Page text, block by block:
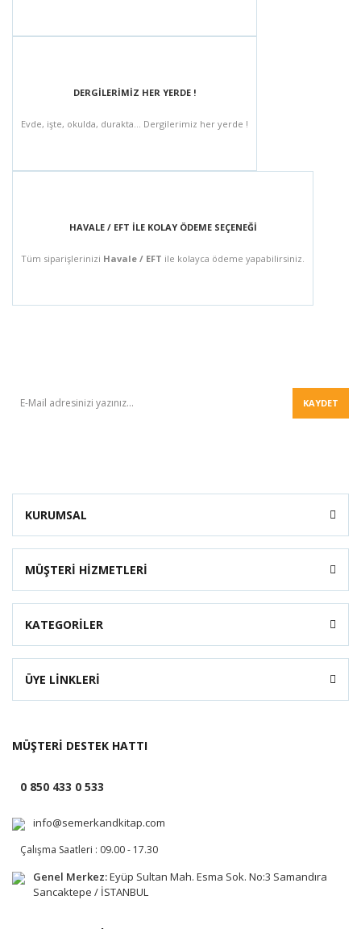
DERGİLERİMİZ HER YERDE !
Evde, işte, okulda, durakta... Dergilerimiz her yerde !
HAVALE / EFT İLE KOLAY ÖDEME SEÇENEĞİ
Tüm siparişlerinizi Havale / EFT ile kolayca ödeme yapabilirsiniz.
KAYDET
KURUMSAL
MÜŞTERİ HİZMETLERİ
KATEGORİLER
ÜYE LİNKLERİ
MÜŞTERİ DESTEK HATTI
0 850 433 0 533
info@semerkandkitap.com
Çalışma Saatleri : 09.00 - 17.30
Genel Merkez:Eyüp Sultan Mah. Esma Sok. No:3 Samandıra
Sancaktepe / İSTANBUL